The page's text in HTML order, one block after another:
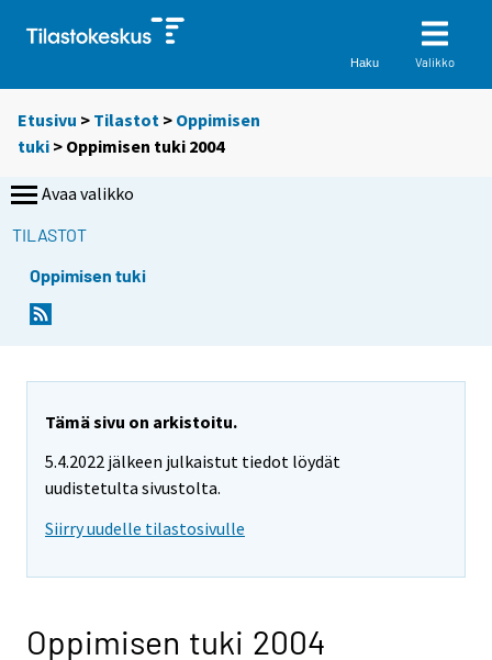
Haku Valikko
Etusivu > Tilastot > Oppimisen
tuki > Oppimisen tuki 2004
Avaa valikko
TILASTOT
Oppimisen tuki
Tämä sivu on arkistoitu.
5.4.2022 jälkeen julkaistut tiedot löydät
uudistetulta sivustolta.
Siirry uudelle tilastosivulle
Oppimisen tuki 2004